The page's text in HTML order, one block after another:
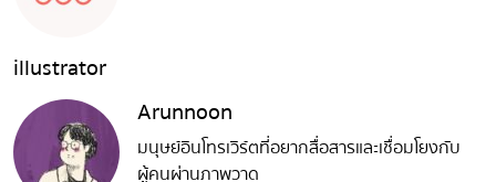
illustrator
Arunnoon
มนุษย์อินโทรเวิร์ตที่อยากสื่อสารและเชื่อมโยงกับ
ผู้คนผ่านภาพวาด